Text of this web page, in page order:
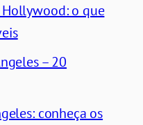
Hollywood: o que
– 20
conheça os